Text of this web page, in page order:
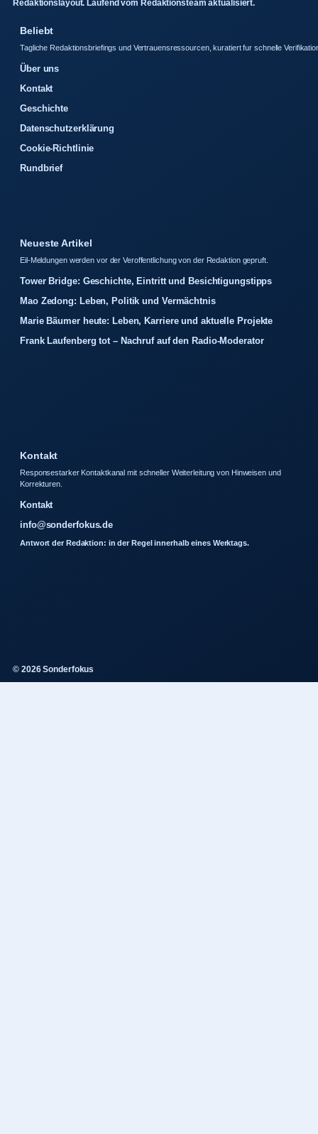
Redaktionslayout. Laufend vom Redaktionsteam aktualisiert.
Beliebt
Tagliche Redaktionsbriefings und Vertrauensressourcen, kuratiert fur schnelle
Über uns
Kontakt
Geschichte
Datenschutzerklärung
Cookie-Richtlinie
Rundbrief
Neueste Artikel
Eil-Meldungen werden vor der Veroffentlichung von der Redaktion gepruft.
Tower Bridge: Geschichte, Eintritt und Besichtigungstipps
Mao Zedong: Leben, Politik und Vermächtnis
Marie Bäumer heute: Leben, Karriere und aktuelle Projekte
Frank Laufenberg tot – Nachruf auf den Radio-Moderator
Kontakt
Responsestarker Kontaktkanal mit schneller Weiterleitung von Hinweisen und
Korrekturen.
Kontakt
info@sonderfokus.de
Antwort der Redaktion: in der Regel innerhalb eines Werktags.
© 2026 Sonderfokus